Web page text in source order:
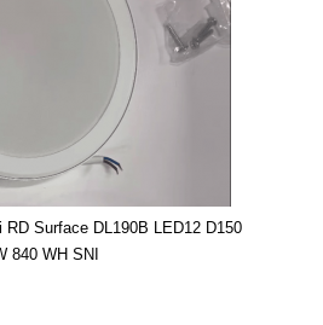
Surface DL190B LED12 D150
840 WH SNI